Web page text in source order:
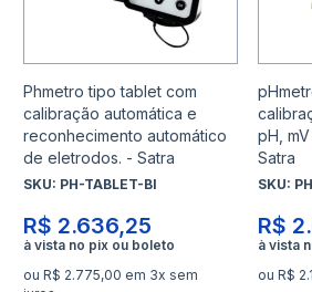
Phmetro tipo tablet com
calibração automática e
reconhecimento automático
de eletrodos. - Satra
SKU: PH-TABLET-BI
R$ 2.636,25
ou R$ 2.775,00 em 3x sem
pH,
Satra
SKU:
R$
ou R$